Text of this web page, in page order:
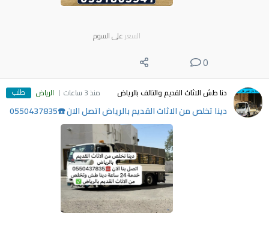
السعر على السوم
0
دنا طش الاثاث القديم والتالف بالرياض منذ 3 ساعات الرياض طلب
دينا تخلص من الاثاث القديم بالرياض اتصل الان ☎️0550437835